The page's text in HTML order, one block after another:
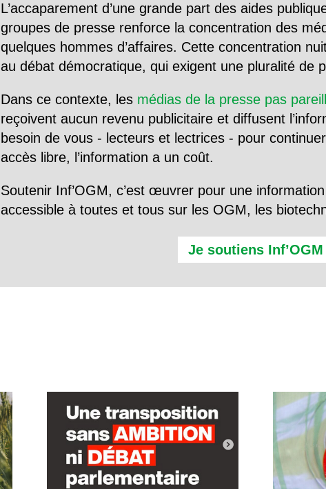
L’accaparement d’une grande part des aides
groupes de presse renforce la concentration des
quelques hommes d’affaires. Cette concentration
au débat démocratique, qui exigent une pluralité de
Dans ce contexte, les médias de la presse pas
reçoivent aucun revenu publicitaire et diffusent
besoin de vous - lecteurs et lectrices - pour
accès libre, l’information a un coût.
Soutenir Inf’OGM, c’est œuvrer pour une
accessible à toutes et tous sur les OGM, les
Je soutiens Inf’OGM